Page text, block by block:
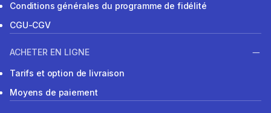
Conditions générales du programme de fidélité
CGU-CGV
ACHETER EN LIGNE
Tarifs et option de livraison
Moyens de paiement